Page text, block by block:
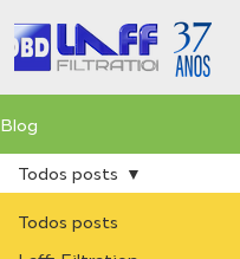
Blog
Todos posts
Todos posts